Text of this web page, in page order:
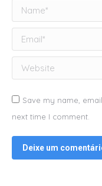
Name *
Email *
Website
Save my name,
next time I comment.
Deixe um